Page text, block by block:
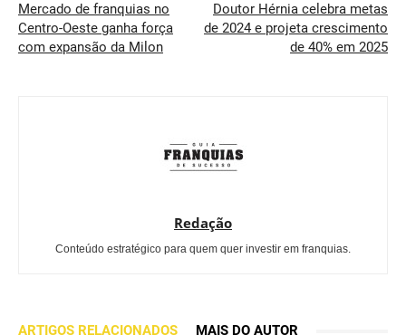
Mercado de franquias no
Centro-Oeste ganha força
com expansão da Milon
Doutor Hérnia celebra metas
de 2024 e projeta crescimento
de 40% em 2025
Redação
Conteúdo estratégico para quem quer investir em franquias.
ARTIGOS RELACIONADOS MAIS DO AUTOR